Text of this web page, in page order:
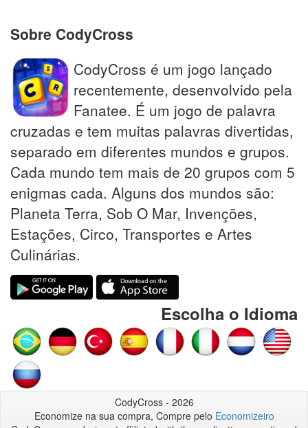
Sobre CodyCross
CodyCross é um jogo lançado
recentemente, desenvolvido pela
Fanatee. É um jogo de palavra
cruzadas e tem muitas palavras divertidas,
separado em diferentes mundos e grupos.
Cada mundo tem mais de 20 grupos com 5
enigmas cada. Alguns dos mundos são:
Planeta Terra, Sob O Mar, Invenções,
Estações, Circo, Transportes e Artes
Culinárias.
Escolha o Idioma
CodyCross - 2026
Economize na sua compra, Compre pelo Economizeiro